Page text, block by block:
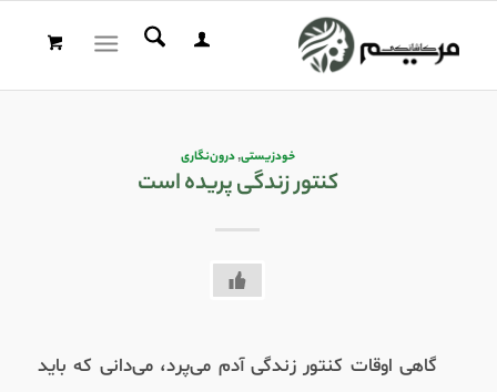
خودزیستی,درون‌نگاری
کنتور زندگی پریده است
گاهی اوقات کنتور زندگی آدم می‌پرد، می‌دانی که باید